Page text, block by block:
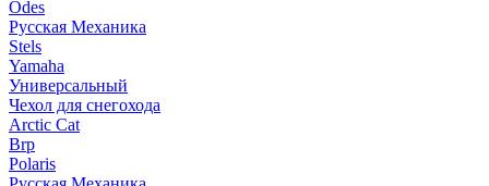
Odes
Русская Механика
Stels
Yamaha
Универсальный
Чехол для снегохода
Arctic Cat
Brp
Polaris